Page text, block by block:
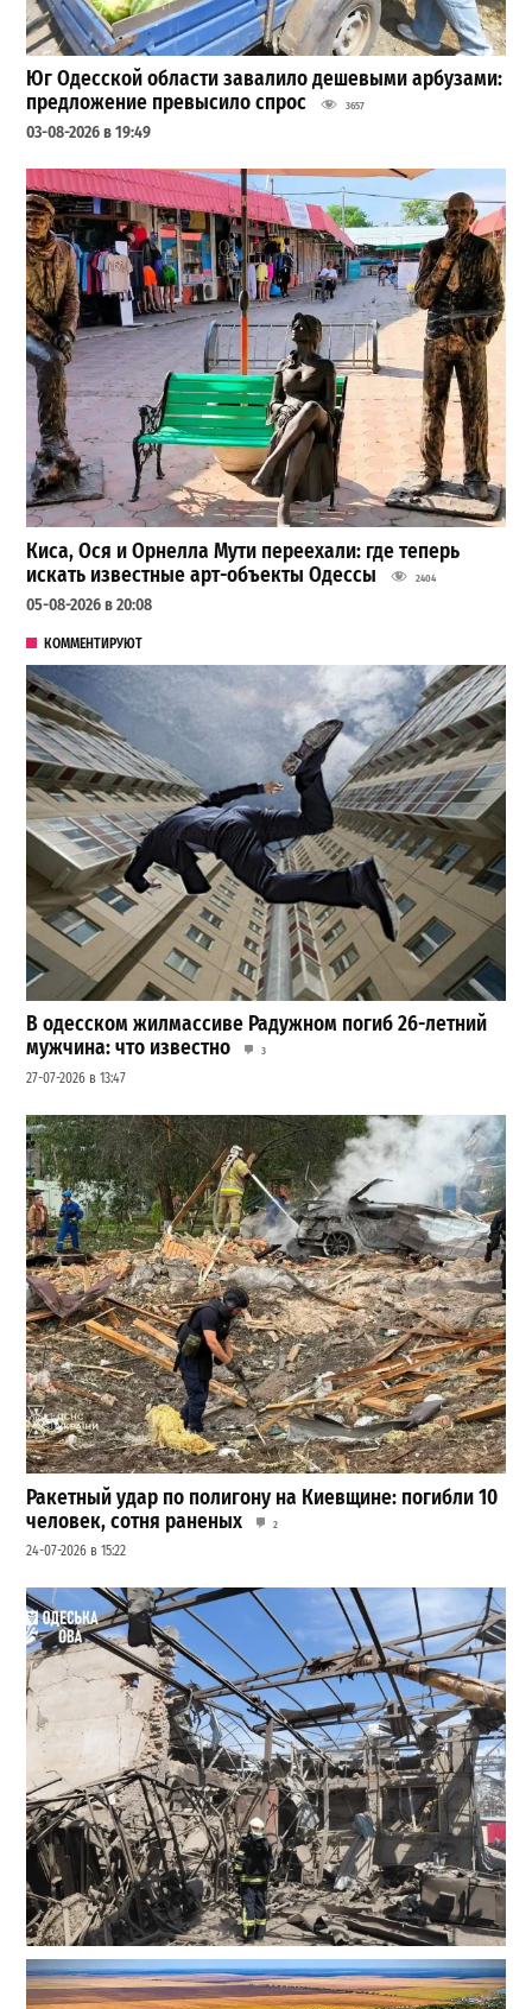
Юг Одесской области завалило дешевыми арбузами:
предложение превысило спрос
3657
03-08-2026 в 19:49
Киса, Ося и Орнелла Мути переехали: где теперь
искать известные арт-объекты Одессы
2404
05-08-2026 в 20:08
КОММЕНТИРУЮТ
В одесском жилмассиве Радужном погиб 26-летний
мужчина: что известно
3
27-07-2026 в 13:47
Ракетный удар по полигону на Киевщине: погибли 10
человек, сотня раненых
2
24-07-2026 в 15:22
В Одессе выросло число пострадавших после атаки
реактивных дронов (фото)
2